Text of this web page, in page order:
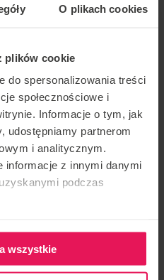
O plikach cookies
plików cookie
do spersonalizowania treści
społecznościowe i
Informacje o tym, jak
udostępniamy partnerom
i analitycznym.
informacje z innymi danymi
podczas
wszystkie
MAJÓWKĘ?
GDY
potrafią skutecznie
się plany na
w domu. Wystarczy
plenerowych na miejsca,
oddech, a wszystkim